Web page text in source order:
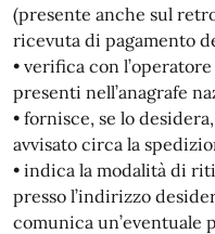
(presente anche sul
ricevuta di pagamento
• verifica con
presenti nell’anagrafe
• fornisce, se lo
avvisato circa la
• indica la modalità di
presso l’indirizzo
comunica un’eventuale